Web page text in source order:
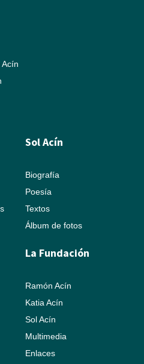
Sol Acín
Biografía
Poesía
Textos
Álbum de fotos
La Fundación
Ramón Acín
Katia Acín
Sol Acín
Multimedia
Enlaces